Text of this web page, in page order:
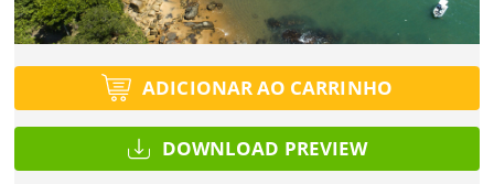
ADICIONAR AO CARRINHO
DOWNLOAD PREVIEW
Utilização
Tipo de projeto
Selecione
Utilização
Você ainda não tem conta?
CADASTRE-SE
Desejo receber novidades sobre a Pulsar Imagens